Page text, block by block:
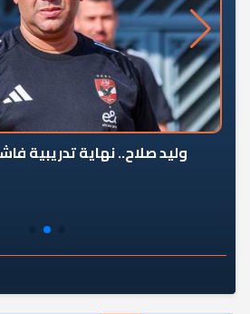
وليد صلاح.. نهاية تدريبية